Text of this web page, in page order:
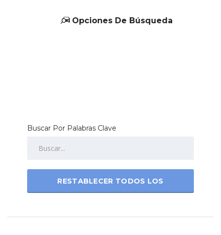
Opciones De Búsqueda
Buscar Por Palabras Clave
RESTABLECER TODOS LOS